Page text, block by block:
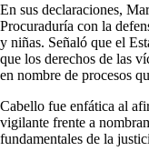
En sus declaraciones,
Procuraduría con la
y niñas. Señaló que el
que los derechos de las
en nombre de procesos
Cabello fue enfática al
vigilante frente a
fundamentales de la